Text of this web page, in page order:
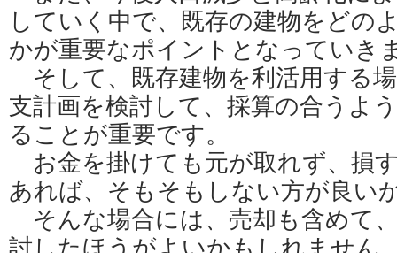
していく中で、既存の建物をどの
かが重要なポイントとなっていき
そして、既存建物を利活用する
支計画を検討して、採算の合うよ
ることが重要です。
お金を掛けても元が取れず、損
あれば、そもそもしない方が良い
そんな場合には、売却も含めて
討したほうがよいかもしれません